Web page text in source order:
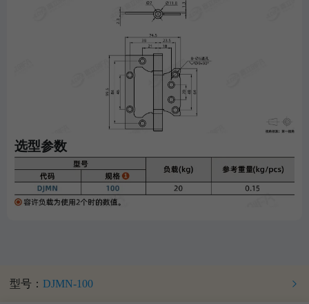
选型参数
型号：DJMN-100